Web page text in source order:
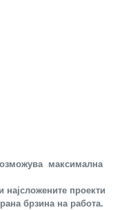
максимална
проекти
брзина на работа.